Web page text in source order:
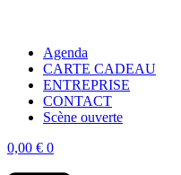
Agenda
CARTE CADEAU
ENTREPRISE
CONTACT
Scène ouverte
0,00 € 0